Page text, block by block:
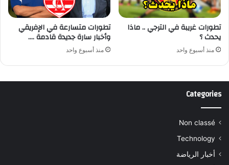
تطورات غريبة في الترجي .. ماذا
يحدث ؟
منذ أسبوع واحد
تطورات متسارعة في الإفريقي
وأخبار سارة جديدة قادمة ….
منذ أسبوع واحد
Categories
Non classé
Technology
أخبار الرياضة